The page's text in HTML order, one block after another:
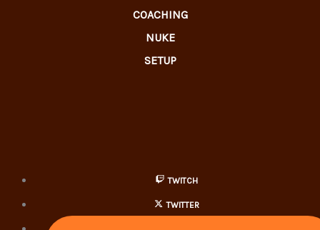
COACHING
NUKE
SETUP
TWITCH
TWITTER